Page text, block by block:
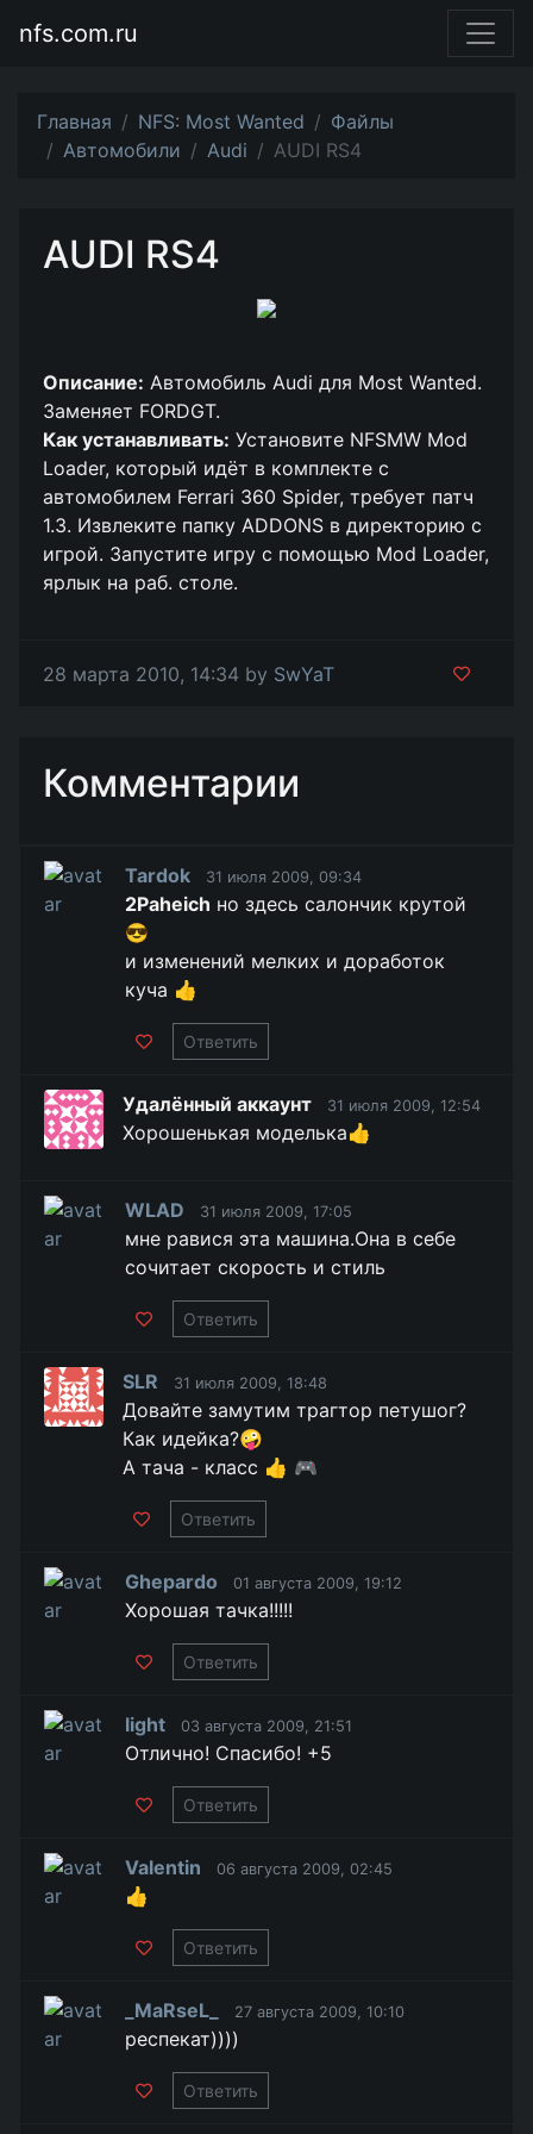
nfs.com.ru
Главная NFS: Most Wanted
Файлы
Автомобили
Audi AUDI RS4
AUDI RS4
Описание: Автомобиль Audi для Most Wanted.
Заменяет FORDGT.
Как устанавливать: Установите NFSMW Mod
Loader, который идёт в комплекте с
автомобилем Ferrari 360 Spider, требует патч
1.3. Извлеките папку ADDONS в директорию с
игрой. Запустите игру с помощью Mod Loader,
ярлык на раб. столе.
28 марта 2010, 14:34 by SwYaT
Комментарии
Tardok 31 июля 2009, 09:34
2Paheich но здесь салончик крутой
😎
и изменений мелких и доработок
куча 👍
Ответить
Удалённый аккаунт 31 июля 2009, 12:54
Хорошенькая моделька👍
WLAD 31 июля 2009, 17:05
мне равися эта машина.Она в себе
сочитает скорость и стиль
Ответить
SLR 31 июля 2009, 18:48
Довайте замутим трагтор петушог?
Как идейка?🤪
А тача - класс 👍 🎮
Ответить
Ghepardo 01 августа 2009, 19:12
Хорошая тачка!!!!!
Ответить
light 03 августа 2009, 21:51
Отлично! Спасибо! +5
Ответить
Valentin 06 августа 2009, 02:45
👍
Ответить
_MaRseL_ 27 августа 2009, 10:10
респекат))))
Ответить